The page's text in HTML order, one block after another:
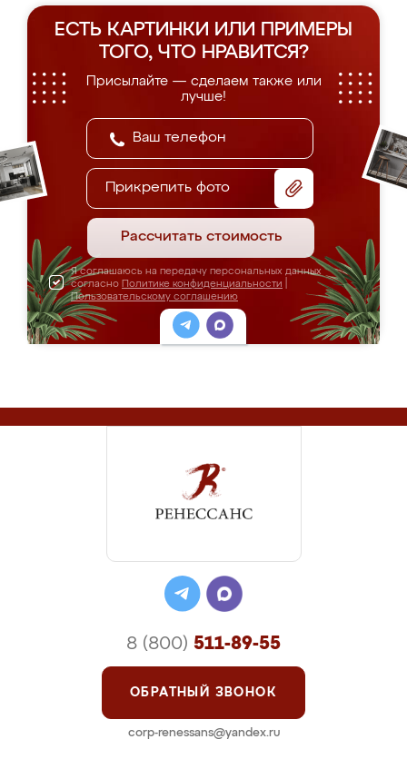
ЕСТЬ КАРТИНКИ ИЛИ ПРИМЕРЫ
ТОГО, ЧТО НРАВИТСЯ?
Присылайте — сделаем также или
лучше!
Прикрепить фото
Рассчитать стоимость
Я соглашаюсь на передачу персональных данных
согласно Политике конфиденциальности
Пользовательскому соглашению
8 (800) 511-89-55
ОБРАТНЫЙ ЗВОНОК
corp-renessans@yandex.ru